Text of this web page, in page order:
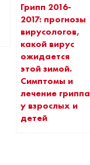
Грипп 2016-
2017: прогнозы
вирусологов,
какой вирус
ожидается
этой зимой.
Симптомы и
лечение гриппа
у взрослых и
детей